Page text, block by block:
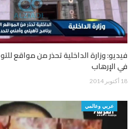
فيديو: وزارة الداخلية تحذر من مواقع
في الإرهاب
18 أكتوبر 2014
عربي وعالمي